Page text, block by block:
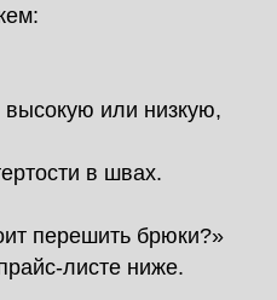
или низкую,
в швах.
перешить брюки?»‎
листе ниже.